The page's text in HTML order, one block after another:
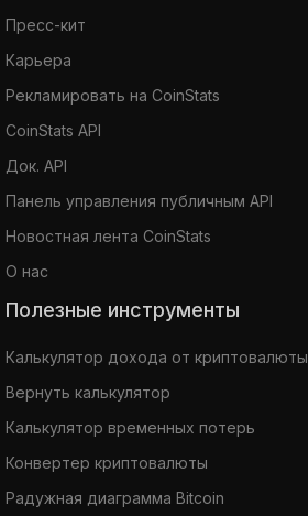
Пресс-кит
Карьера
Рекламировать на CoinStats
CoinStats API
Док. API
Панель управления публичным API
Новостная лента CoinStats
О нас
Полезные инструменты
Калькулятор дохода от криптовалюты
Вернуть калькулятор
Калькулятор временных потерь
Конвертер криптовалюты
Радужная диаграмма Bitcoin